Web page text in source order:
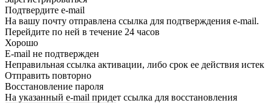
Подтвердите e-mail
На вашу почту отправлена ссылка для подтверждения e-mail.
Перейдите по ней в течение 24 часов
Хорошо
E-mail не подтвержден
Неправильная ссылка активации, либо срок ее действия истек
Отправить повторно
Восстановление пароля
На указанный e-mail придет ссылка для восстановления